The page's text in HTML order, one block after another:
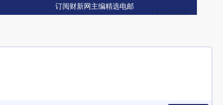
订阅财新网主编精选电邮